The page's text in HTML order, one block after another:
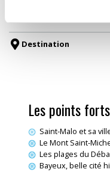
Destination
Les points forts
Saint-Malo et sa
Le Mont Saint-
Les plages du
Bayeux, belle cité